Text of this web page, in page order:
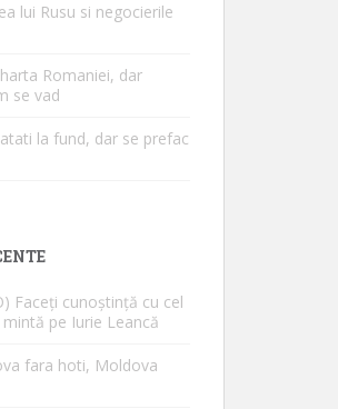
lui Rusu si negocierile
Romaniei, dar
se vad
la fund, dar se prefac
Faceți cunoștință cu cel
pe Iurie Leancă
fara hoti, Moldova